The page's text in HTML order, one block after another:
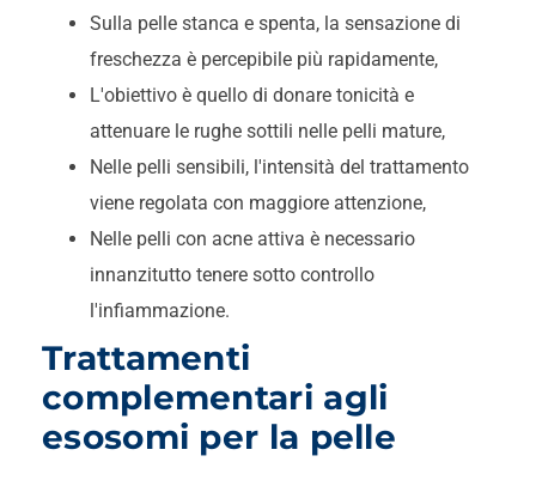
Sulla pelle stanca e spenta, la sensazione di
freschezza è percepibile più rapidamente,
L'obiettivo è quello di donare tonicità e
attenuare le rughe sottili nelle pelli mature,
Nelle pelli sensibili, l'intensità del trattamento
viene regolata con maggiore attenzione,
Nelle pelli con acne attiva è necessario
innanzitutto tenere sotto controllo
l'infiammazione.
Trattamenti
complementari agli
esosomi per la pelle